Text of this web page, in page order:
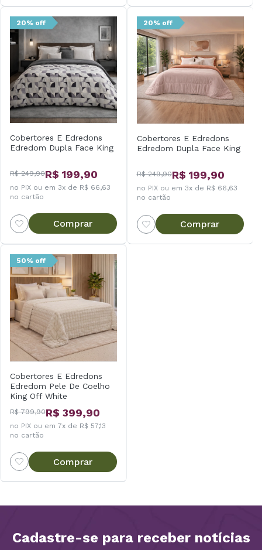
20% off
Cobertores E Edredons
Edredom Dupla Face King
R$ 249,90R$ 199,90
no PIX ou em 3x de R$ 66,63
no cartão
Comprar
20% off
Cobertores E Edredons
Edredom Dupla Face King
R$ 249,90R$ 199,90
no PIX ou em 3x de R$ 66,63
no cartão
Comprar
50% off
Cobertores E Edredons
Edredom Pele De Coelho
King Off White
R$ 799,90R$ 399,90
no PIX ou em 7x de R$ 57,13
no cartão
Comprar
Cadastre-se para receber notícias